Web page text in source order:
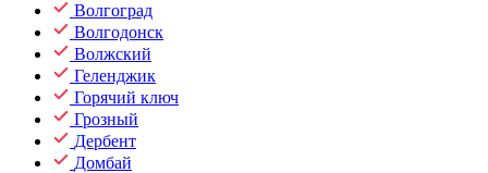
Волгоград
Волгодонск
Волжский
Геленджик
Горячий ключ
Грозный
Дербент
Домбай